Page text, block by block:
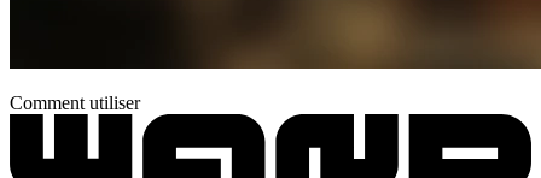
Comment utiliser